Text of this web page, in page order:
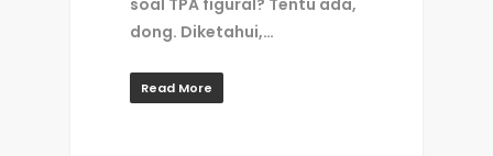
soal TPA figural? Tentu ada,
dong. Diketahui,…
Read More